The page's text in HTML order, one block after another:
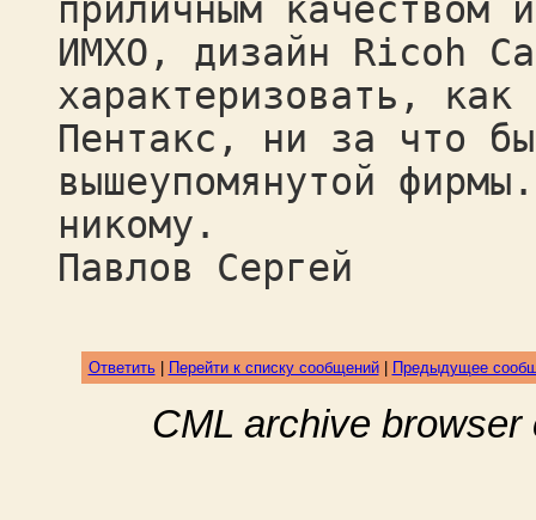
приличным качеством
ИМХО, дизайн Ricoh
характеризовать,
Пентакс, ни за что
вышеупомянутой
никому.
Павлов Сергей
Ответить| Перейти к списку сообщений| Предыдущее
CML archive